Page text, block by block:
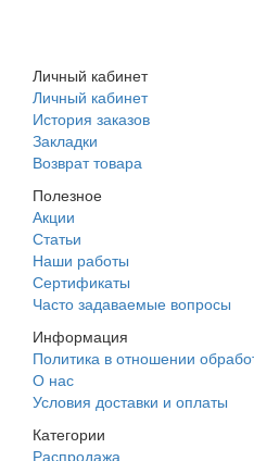
Личный кабинет
Личный кабинет
История заказов
Закладки
Возврат товара
Полезное
Акции
Статьи
Наши работы
Сертификаты
Часто задаваемые вопросы
Информация
Политика в отношении
О нас
Условия доставки и оплаты
Категории
Распродажа